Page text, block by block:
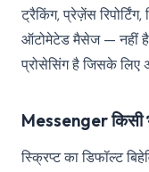
ट्रैकिंग, प्रेज़ेंस
ऑटोमेटेड मैसेज — नहीं
प्रोसेसिंग है जिसके
Messenger किसी
स्क्रिप्ट का डिफॉल्ट